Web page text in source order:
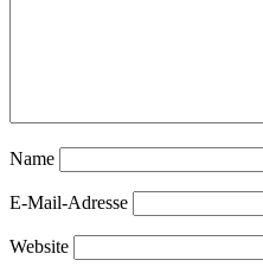
Name
E-Mail-Adresse
Website